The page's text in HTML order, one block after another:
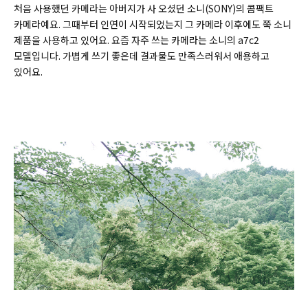
처음 사용했던 카메라는 아버지가 사 오셨던 소니(SONY)의 콤팩트
카메라예요. 그때부터 인연이 시작되었는지 그 카메라 이후에도 쭉 소니
제품을 사용하고 있어요. 요즘 자주 쓰는 카메라는 소니의 a7c2
모델입니다. 가볍게 쓰기 좋은데 결과물도 만족스러워서 애용하고
있어요.